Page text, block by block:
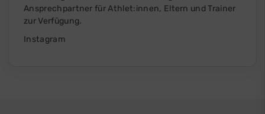
Ansprechpartner für Athlet:innen, Eltern und Trainer
zur Verfügung.
Instagram